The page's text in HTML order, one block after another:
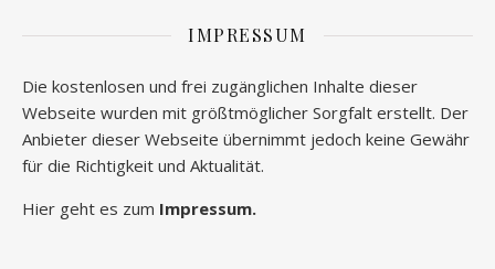
IMPRESSUM
Die kostenlosen und frei zugänglichen Inhalte dieser
Webseite wurden mit größtmöglicher Sorgfalt erstellt. Der
Anbieter dieser Webseite übernimmt jedoch keine Gewähr
für die Richtigkeit und Aktualität.
Hier geht es zum Impressum.